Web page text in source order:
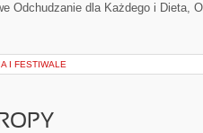
Odchudzanie dla Każdego i Dieta,
I FESTIWALE